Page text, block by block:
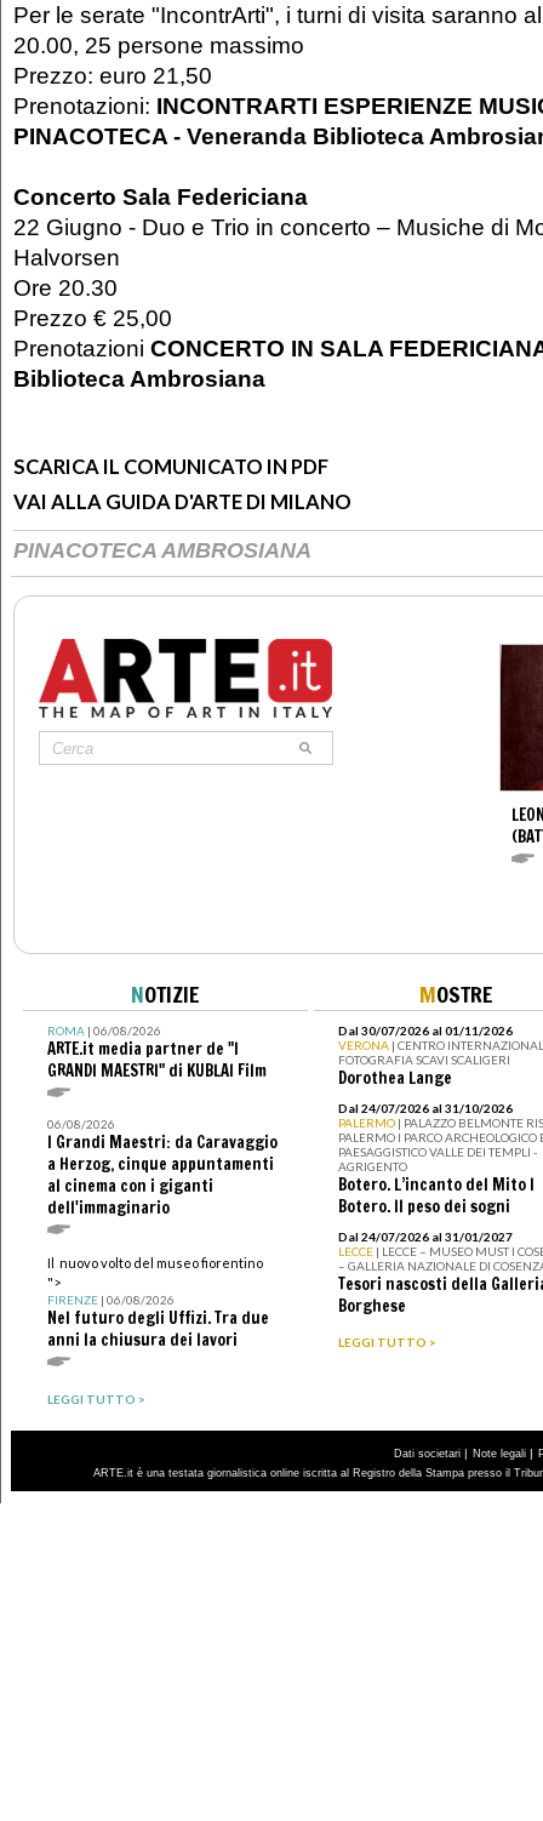
Per le serate "IncontrArti", i turni di visita saranno
20.00, 25 persone massimo
Prezzo: euro 21,50
Prenotazioni: INCONTRARTI ESPERIENZE
PINACOTECA - Veneranda Biblioteca
Concerto Sala Federiciana
22 Giugno - Duo e Trio in concerto – Musiche di
Halvorsen
Ore 20.30
Prezzo € 25,00
Prenotazioni CONCERTO IN SALA
Biblioteca Ambrosiana
SCARICA IL COMUNICATO IN PDF
VAI ALLA GUIDA D'ARTE DI MILANO
PINACOTECA AMBROSIANA
NOTIZIE
ROMA| 06/08/2026
ARTE.it media partner de "I
GRANDI MAESTRI" di KUBLAI Film
06/08/2026
I Grandi Maestri: da Caravaggio
a Herzog, cinque appuntamenti
al cinema con i giganti
dell'immaginario
Il nuovo volto del museo fiorentino
">
FIRENZE| 06/08/2026
Nel futuro degli Uffizi. Tra due
anni la chiusura dei lavori
LEGGI TUTTO >
MOSTRE
Dal 30/07/2026 al 01/11/2026
VERONA | CENTRO
FOTOGRAFIA SCAVI SCALIGERI
Dorothea Lange
Dal 24/07/2026 al 31/10/2026
PALERMO | PALAZZO BELMONTE
PALERMO I PARCO ARCHEOLOGICO
PAESAGGISTICO VALLE DEI TEMPLI -
AGRIGENTO
Botero. L’incanto del Mito I
Botero. Il peso dei sogni
Dal 24/07/2026 al 31/01/2027
LECCE | LECCE – MUSEO MUST I
– GALLERIA NAZIONALE DI
Tesori nascosti della
Borghese
LEGGI TUTTO >
Dati societari | Note legali |
ARTE.it è una testata giornalistica online iscritta al Registro della Stampa presso il